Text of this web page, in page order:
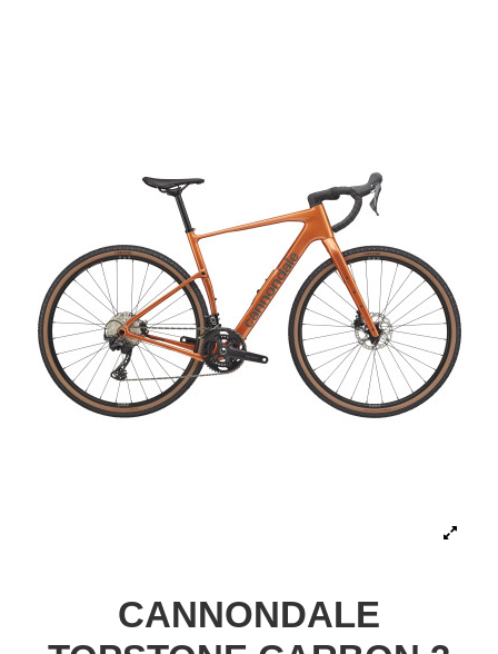
CANNONDALE